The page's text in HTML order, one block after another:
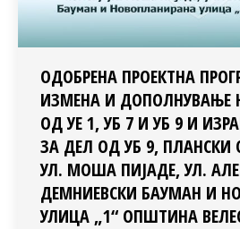
ОДОБРЕНА ПРОЕКТНА
ИЗМЕНА И ДОПОЛНУВАЊЕ
ОД УЕ 1, УБ 7 И УБ 9 И
ЗА ДЕЛ ОД УБ 9, ПЛАНСКИ
УЛ. МОША ПИЈАДЕ, УЛ.
ДЕМНИЕВСКИ БАУМАН И
УЛИЦА „1“ ОПШТИНА